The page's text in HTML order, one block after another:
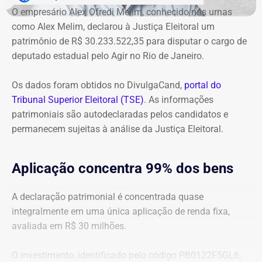
ressarcimento ao erário, originalmente fixado em R$
234,4 milhões, chega hoje a R$ 2,55 bilhões. O MP ainda
cobra R$ 778,9 mil de multa civil e R$ 11,9 milhões por
danos morais coletivos.
Globo”
O empresário Alex Ofredi Melim, conhecido nas urnas
como Alex Melim, declarou à Justiça Eleitoral um
patrimônio de R$ 30.233.522,35 para disputar o cargo de
deputado estadual pelo Agir no Rio de Janeiro.
Os dados foram obtidos no DivulgaCand, portal do
Tribunal Superior Eleitoral (TSE). As informações
patrimoniais são autodeclaradas pelos candidatos e
permanecem sujeitas à análise da Justiça Eleitoral.
Aplicação concentra 99% dos bens
A declaração patrimonial é concentrada quase
integralmente em uma única aplicação de renda fixa,
avaliada em R$ 30 milhões.
O investimento, identificado pelo código PB0122F5GL6,